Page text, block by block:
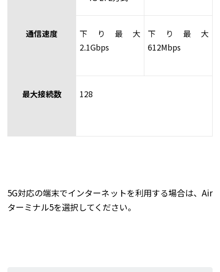
通信速度
下り最大
2.1Gbps
下り最大
612Mbps
最大接続数 128
5G対応の端末でインターネットを利用する場合は、Air
ターミナル5を選択してください。